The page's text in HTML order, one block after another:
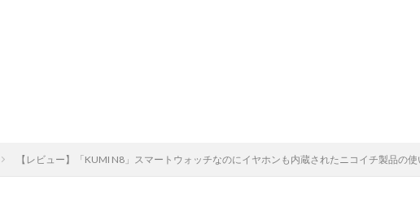
【レビュー】「KUMI N8」スマートウォッチなのにイヤホンも内蔵されたニコイチ製品の使